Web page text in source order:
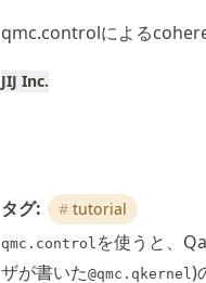
qmc.controlによる
JIJ Inc.
タグ: tutorial
qmc.control を使うと、
ザが書いた@qmc.qkernel)